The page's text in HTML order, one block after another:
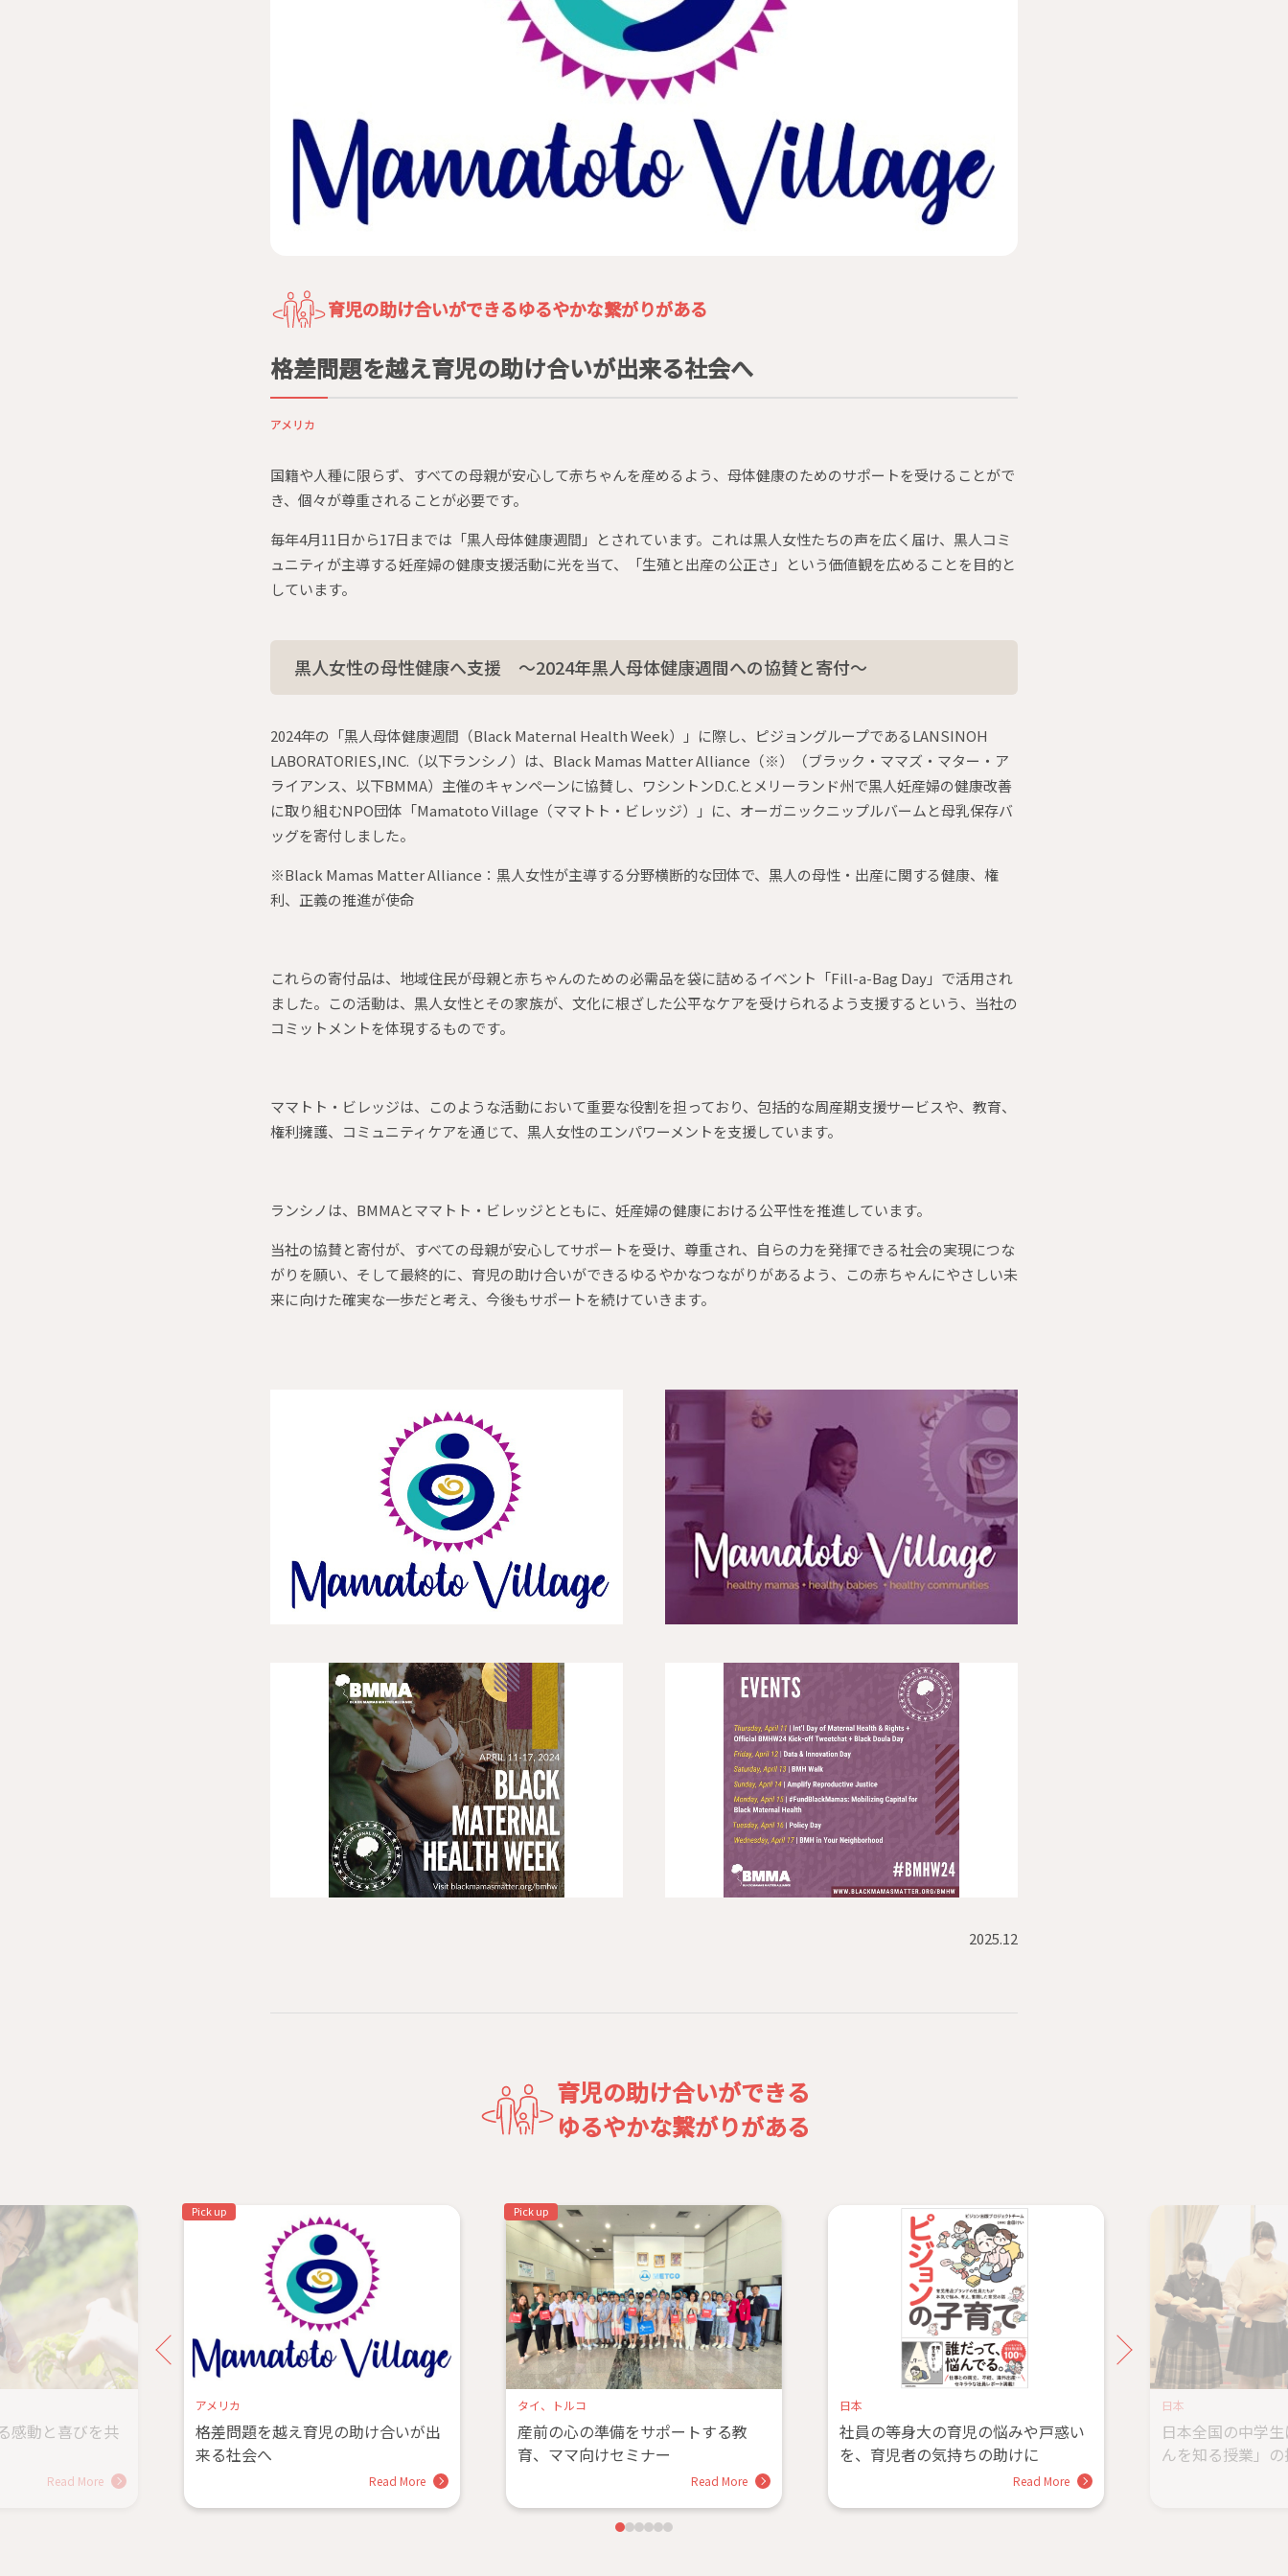
育児の助け合いができるゆるやかな繋がりがある
格差問題を越え育児の助け合いが出来る社会へ
アメリカ
国籍や人種に限らず、すべての母親が安心して赤ちゃんを産めるよう、母体健康のためのサポートを受けることがで
き、個々が尊重されることが必要です。
毎年4月11日から17日までは「黒人母体健康週間」とされています。これは黒人女性たちの声を広く届け、黒人コミ
ュニティが主導する妊産婦の健康支援活動に光を当て、「生殖と出産の公正さ」という価値観を広めることを目的と
しています。
黒人女性の母性健康へ支援 ～2024年黒人母体健康週間への協賛と寄付～
2024年の「黒人母体健康週間（Black Maternal Health Week）」に際し、ピジョングループであるLANSINOH
LABORATORIES,INC.（以下ランシノ）は、Black Mamas Matter Alliance（※）（ブラック・ママズ・マター・ア
ライアンス、以下BMMA）主催のキャンペーンに協賛し、ワシントンD.C.とメリーランド州で黒人妊産婦の健康改善
に取り組むNPO団体「Mamatoto Village（ママトト・ビレッジ）」に、オーガニックニップルバームと母乳保存バ
ッグを寄付しました。
※Black Mamas Matter Alliance：黒人女性が主導する分野横断的な団体で、黒人の母性・出産に関する健康、権
利、正義の推進が使命
これらの寄付品は、地域住民が母親と赤ちゃんのための必需品を袋に詰めるイベント「Fill-a-Bag Day」で活用され
ました。この活動は、黒人女性とその家族が、文化に根ざした公平なケアを受けられるよう支援するという、当社の
コミットメントを体現するものです。
ママトト・ビレッジは、このような活動において重要な役割を担っており、包括的な周産期支援サービスや、教育、
権利擁護、コミュニティケアを通じて、黒人女性のエンパワーメントを支援しています。
ランシノは、BMMAとママトト・ビレッジとともに、妊産婦の健康における公平性を推進しています。
当社の協賛と寄付が、すべての母親が安心してサポートを受け、尊重され、自らの力を発揮できる社会の実現につな
がりを願い、そして最終的に、育児の助け合いができるゆるやかなつながりがあるよう、この赤ちゃんにやさしい未
来に向けた確実な一歩だと考え、今後もサポートを続けていきます。
2025.12
育児の助け合いができる
ゆるやかな繋がりがある
感動と喜びを共
Read More
Pick up
アメリカ
格差問題を越え育児の助け合いが出
来る社会へ
Read More
Pick up
タイ、トルコ
産前の心の準備をサポートする教
育、ママ向けセミナー
Read More
日本
社員の等身大の育児の悩みや戸惑い
を、育児者の気持ちの助けに
Read More
日本
日本全国の中学
んを知る授業」